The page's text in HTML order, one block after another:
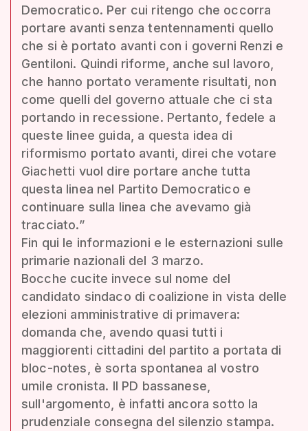
Democratico. Per cui ritengo che occorra
portare avanti senza tentennamenti quello
che si è portato avanti con i governi Renzi e
Gentiloni. Quindi riforme, anche sul lavoro,
che hanno portato veramente risultati, non
come quelli del governo attuale che ci sta
portando in recessione. Pertanto, fedele a
queste linee guida, a questa idea di
riformismo portato avanti, direi che votare
Giachetti vuol dire portare anche tutta
questa linea nel Partito Democratico e
continuare sulla linea che avevamo già
tracciato.”
Fin qui le informazioni e le esternazioni sulle
primarie nazionali del 3 marzo.
Bocche cucite invece sul nome del
candidato sindaco di coalizione in vista delle
elezioni amministrative di primavera:
domanda che, avendo quasi tutti i
maggiorenti cittadini del partito a portata di
bloc-notes, è sorta spontanea al vostro
umile cronista. Il PD bassanese,
sull'argomento, è infatti ancora sotto la
prudenziale consegna del silenzio stampa.